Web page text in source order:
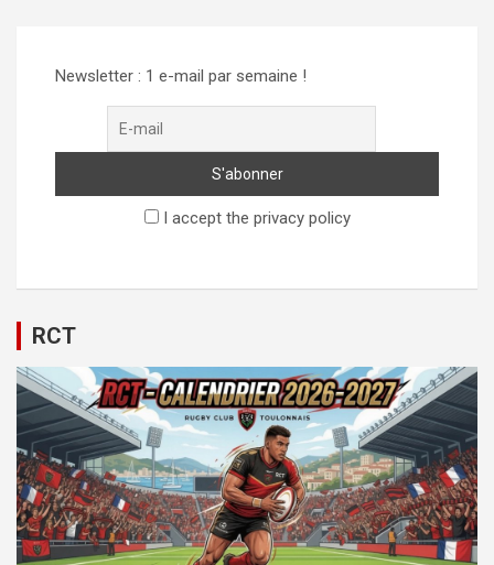
Newsletter : 1 e-mail par semaine !
I accept the privacy policy
RCT